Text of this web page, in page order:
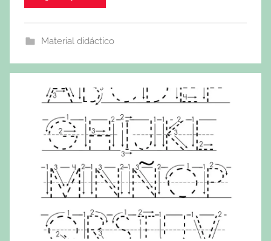
Material didáctico